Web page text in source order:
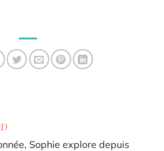
Sophie explore depuis